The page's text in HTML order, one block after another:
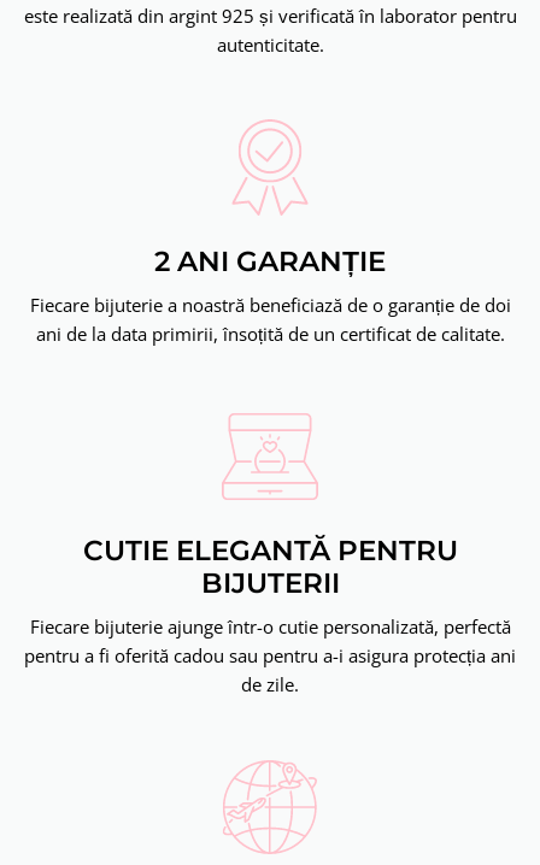
este realizată din argint 925 și verificată în laborator pentru
autenticitate.
2 ANI GARANȚIE
Fiecare bijuterie a noastră beneficiază de o garanție de doi
ani de la data primirii, însoțită de un certificat de calitate.
CUTIE ELEGANTĂ PENTRU
BIJUTERII
Fiecare bijuterie ajunge într-o cutie personalizată, perfectă
pentru a fi oferită cadou sau pentru a-i asigura protecția ani
de zile.